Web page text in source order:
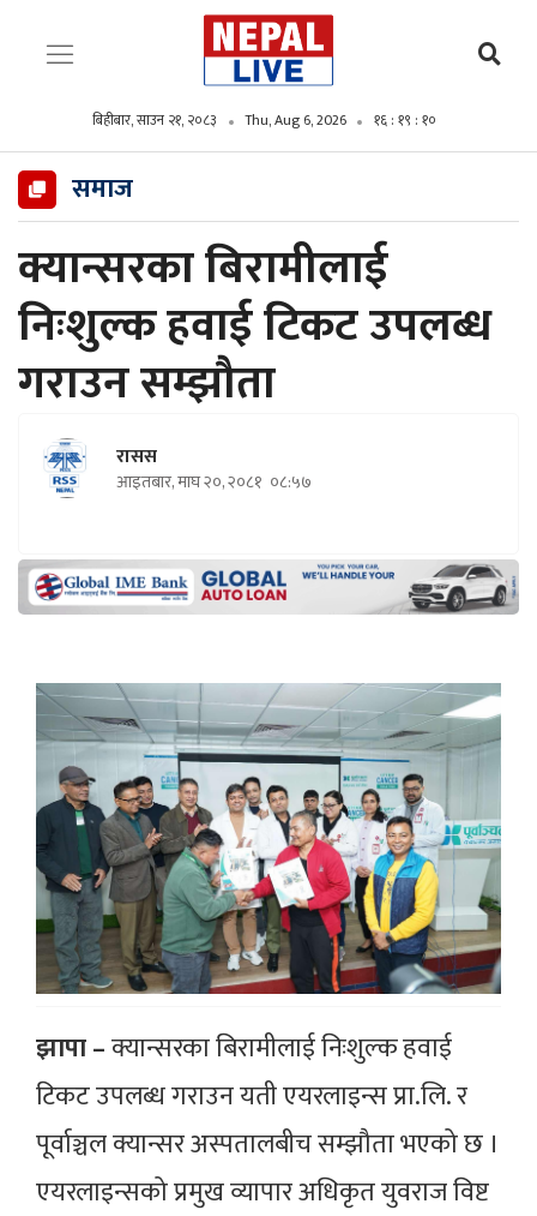
बिहीबार, साउन २१, २०८३ Thu, Aug 6, 2026 १६ : १९ : ११
समाज
क्यान्सरका बिरामीलाई
निःशुल्क हवाई टिकट उपलब्ध
गराउन सम्झौता
रासस
आइतबार, माघ २०, २०८१ ०८:५७
झापा –क्यान्सरका बिरामीलाई निःशुल्क हवाई
टिकट उपलब्ध गराउन यती एयरलाइन्स प्रा.लि. र
पूर्वाञ्चल क्यान्सर अस्पतालबीच सम्झौता भएको छ ।
एयरलाइन्सको प्रमुख व्यापार अधिकृत युवराज विष्ट